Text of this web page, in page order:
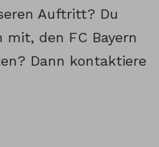
Auftritt? Du
den FC Bayern
Dann kontaktiere